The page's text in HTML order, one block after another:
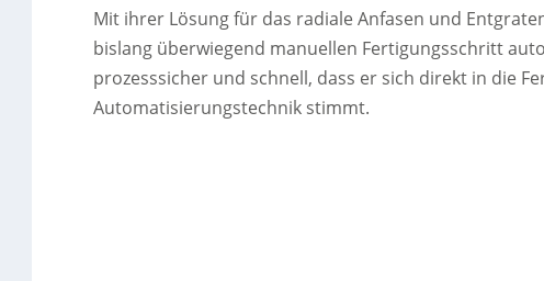
Mit ihrer Lösung für das radiale Anfasen und
bislang überwiegend manuellen Fertigungsschritt
prozesssicher und schnell, dass er sich direkt in die
Automatisierungstechnik stimmt.